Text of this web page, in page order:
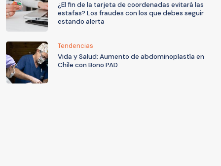
¿El fin de la tarjeta de coordenadas evitará las
estafas? Los fraudes con los que debes seguir
estando alerta
Tendencias
Vida y Salud: Aumento de abdominoplastía en
Chile con Bono PAD